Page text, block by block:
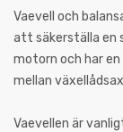
Vaevell och
att säkerställa en
motorn och har
mellan
Vaevellen är